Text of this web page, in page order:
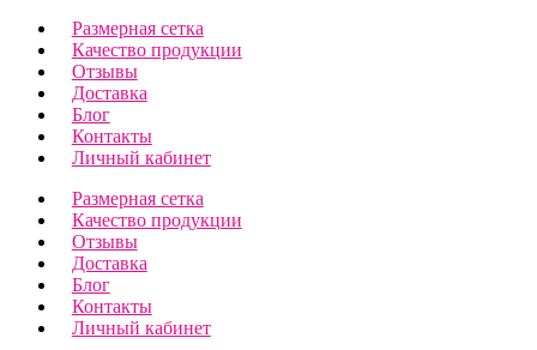
Размерная сетка
Качество продукции
Отзывы
Доставка
Блог
Контакты
Личный кабинет
Размерная сетка
Качество продукции
Отзывы
Доставка
Блог
Контакты
Личный кабинет